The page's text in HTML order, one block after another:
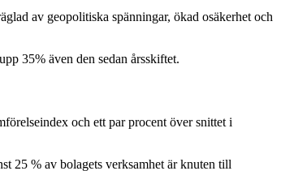
av geopolitiska spänningar, ökad osäkerhet och
35% även den sedan årsskiftet.
och ett par procent över snittet i
25 % av bolagets verksamhet är knuten till